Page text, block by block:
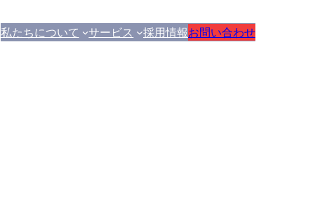
私たちについて サービス 採用情報お問い合わせ